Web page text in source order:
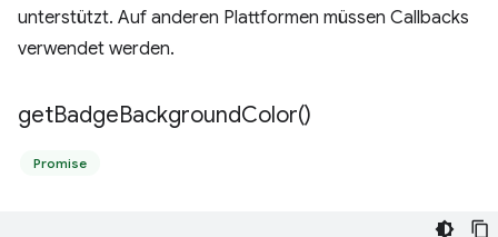
unterstützt. Auf anderen Plattformen müssen Callbacks
verwendet werden.
getBadgeBackgroundColor()
Promise